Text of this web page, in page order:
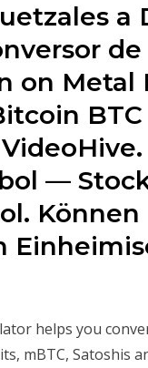
a
de
on
—
helps you
mBTC, Satoshis